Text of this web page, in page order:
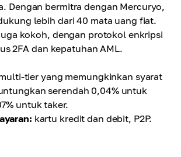
Dengan bermitra dengan Mercuryo,
lebih dari 40 mata uang fiat.
kokoh, dengan protokol enkripsi
2FA dan kepatuhan AML.
tier yang memungkinkan syarat
serendah 0,04% untuk
untuk taker.
kartu kredit dan debit, P2P.